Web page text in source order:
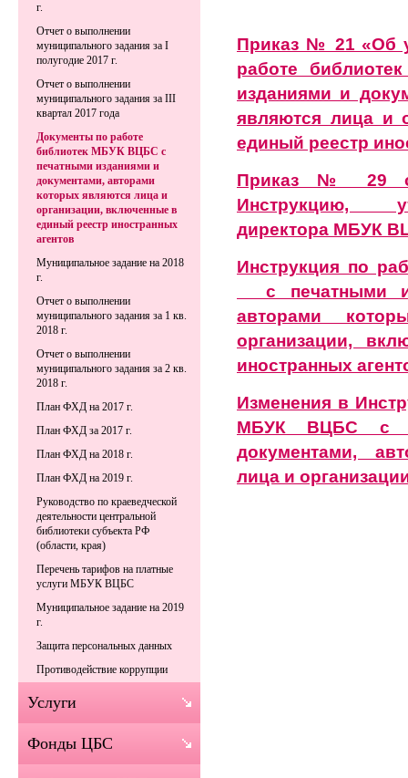
Приказ № 21 «Об
работе
изданиями и
являются лица и
единый реестр
Приказ № 29 о
Инструкцию,
директора МБУК
Инструкция по
с печатными
авторами
организации,
иностранных
Изменения в
МБУК ВЦБС с
документами,
лица и
г.
Отчет о выполнении
муниципального задания за I
полугодие 2017 г.
Отчет о выполнении
муниципального задания за III
квартал 2017 года
Документы по работе
библиотек МБУК ВЦБС с
печатными изданиями и
документами, авторами
которых являются лица и
организации, включенные в
единый реестр иностранных
агентов
Муниципальное задание на 2018
г.
Отчет о выполнении
муниципального задания за 1 кв.
2018 г.
Отчет о выполнении
муниципального задания за 2 кв.
2018 г.
План ФХД на 2017 г.
План ФХД за 2017 г.
План ФХД на 2018 г.
План ФХД на 2019 г.
Руководство по краеведческой
деятельности центральной
библиотеки субъекта РФ
(области, края)
Перечень тарифов на платные
услуги МБУК ВЦБС
Муниципальное задание на 2019
г.
Защита персональных данных
Противодействие коррупции
Услуги
Фонды ЦБС